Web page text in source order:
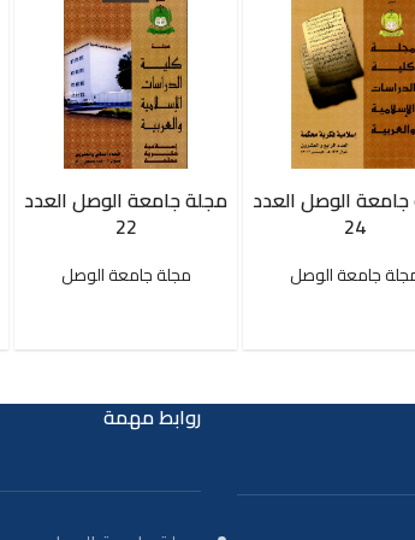
الوصل العدد
24
جامعة الوصل
مجلة جامعة الوصل العدد
22
مجلة جامعة الوصل
روابط مهمة